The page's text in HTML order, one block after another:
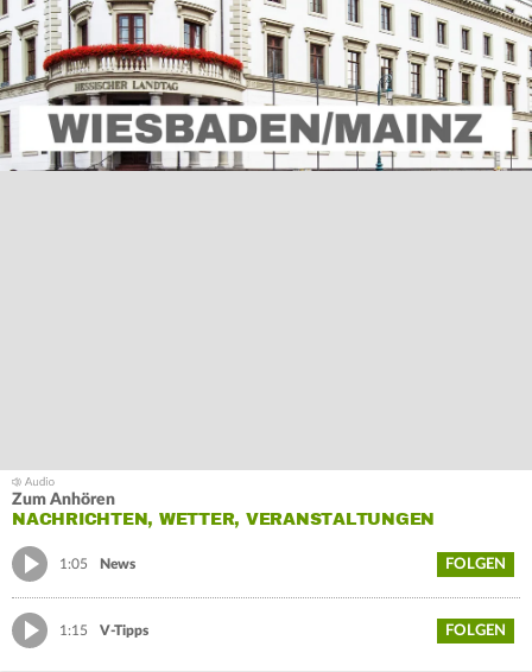
Zum Anhören
NACHRICHTEN, WETTER, VERANSTALTUNGEN
1:05 News FOLGEN
1:15 V-Tipps FOLGEN